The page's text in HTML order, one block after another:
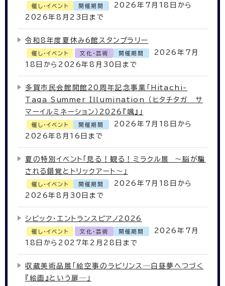
催し・イベント 開催期間
2026年7月18日から
2026年8月23日まで
令和8年度夏休み6館スタンプラリー
催し・イベント 文化・芸術 開催期間
2026年7月
18日から2026年8月30日まで
多賀市民会館開館20周年記念事業「Hitachi-
Taga Summer Illumination （ヒタチタガ サ
マーイルミネーション）2026『颯』」
催し・イベント 開催期間
2026年7月18日から
2026年8月16日まで
夏の特別イベント「見る！観る！ミラクル展 ～脳が騙
される錯覚とトリックアート～」
催し・イベント 開催期間
2026年7月18日から
2026年8月30日まで
シビック・エントランスピアノ2026
催し・イベント 文化・芸術 開催期間
2026年7月
18日から2027年2月28日まで
収蔵美術品展「絵空事のラビリンス─白昼夢へつづく
『絵画』という扉─」